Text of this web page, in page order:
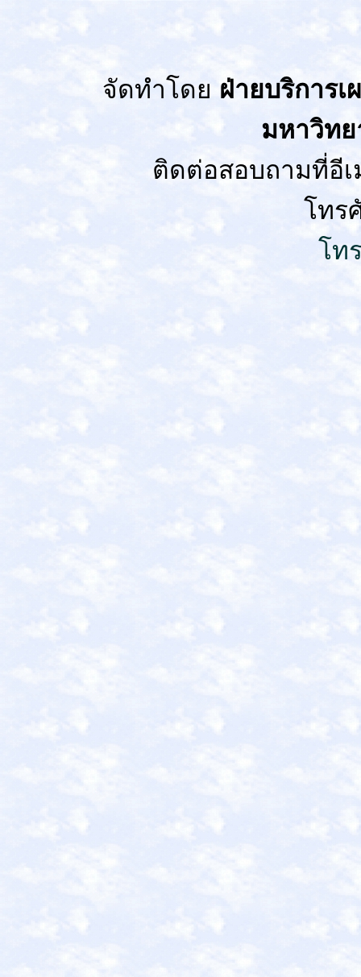
จัดทำโดย ฝ่ายบริการ
มหาวิท
ติดต่อสอบถามที่อี
โทร
โท